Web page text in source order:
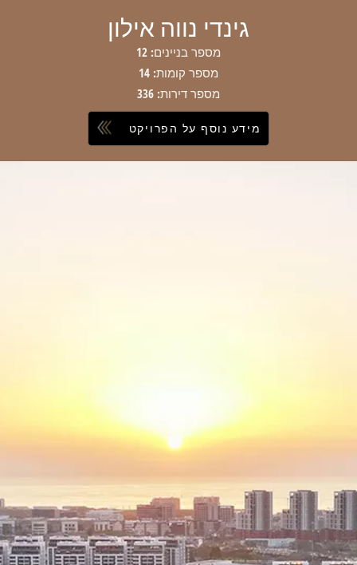
גינדי נווה אילון
מספר בניינים: 12
מספר קומות: 14
מספר דירות: 336
מידע נוסף על הפרויקט